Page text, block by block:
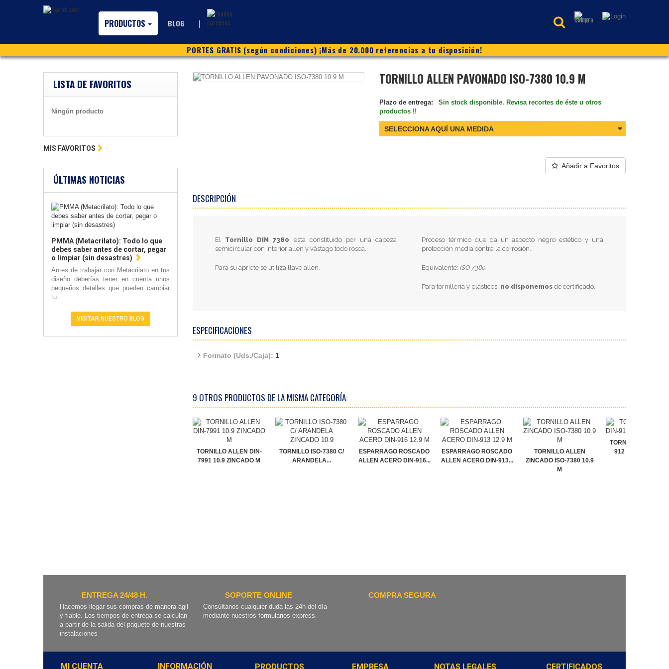
PRODUCTOS BLOG |
PORTES GRATIS (según condiciones) ¡Más de 20.000 referencias a tu disposición!
LISTA DE FAVORITOS
Ningún producto
MIS FAVORITOS
ÚLTIMAS NOTICIAS
PMMA (Metacrilato): Todo lo que
debes saber antes de cortar, pegar
o limpiar (sin desastres)
Antes de trabajar con Metacrilato en tus
diseño deberías tener en cuenta unos
pequeños detalles que pueden cambiar
tu...
VISITAR NUESTRO BLOG
TORNILLO ALLEN PAVONADO ISO-7380 10.9 M
Plazo de entrega:
Sin stock disponible. Revisa recortes de éste u otros
productos !!
SELECCIONA AQUÍ UNA MEDIDA
Añadir a Favoritos
DESCRIPCIÓN
El Tornillo DIN 7380 esta constituido por una cabeza
semicircular con interior allen y vástago todo rosca.
Para su apriete se utiliza llave allen.
Proceso térmico que da un aspecto negro estético y una
protección media contra la corrosión.
Equivalente: ISO 7380
Para tornillería y plásticos, no disponemos de certificado.
ESPECIFICACIONES
Formato (Uds./Caja): 1
9 OTROS PRODUCTOS DE LA MISMA CATEGORÍA:
TORNILLO ALLEN DIN-
7991 10.9 ZINCADO M
TORNILLO ISO-7380 C/
ARANDELA...
ESPARRAGO ROSCADO
ALLEN ACERO DIN-916...
ESPARRAGO ROSCADO
ALLEN ACERO DIN-913...
TORNILLO ALLEN
ZINCADO ISO-7380 10.9
M
TORNILLO ALLEN
912 8.8 ZINCADO
ENTREGA 24/48 H.
Hacemos llegar sus compras de manera ágil
y fiable. Los tiempos de entrega se calculan
a partir de la salida del paquete de nuestras
instalaciones
SOPORTE ONLINE
Consúltanos cualquier duda las 24h del día
mediante nuestros formularios express.
COMPRA SEGURA
MI CUENTA INFORMACIÓN PRODUCTOS EMPRESA NOTAS LEGALES CERTIFICADOS